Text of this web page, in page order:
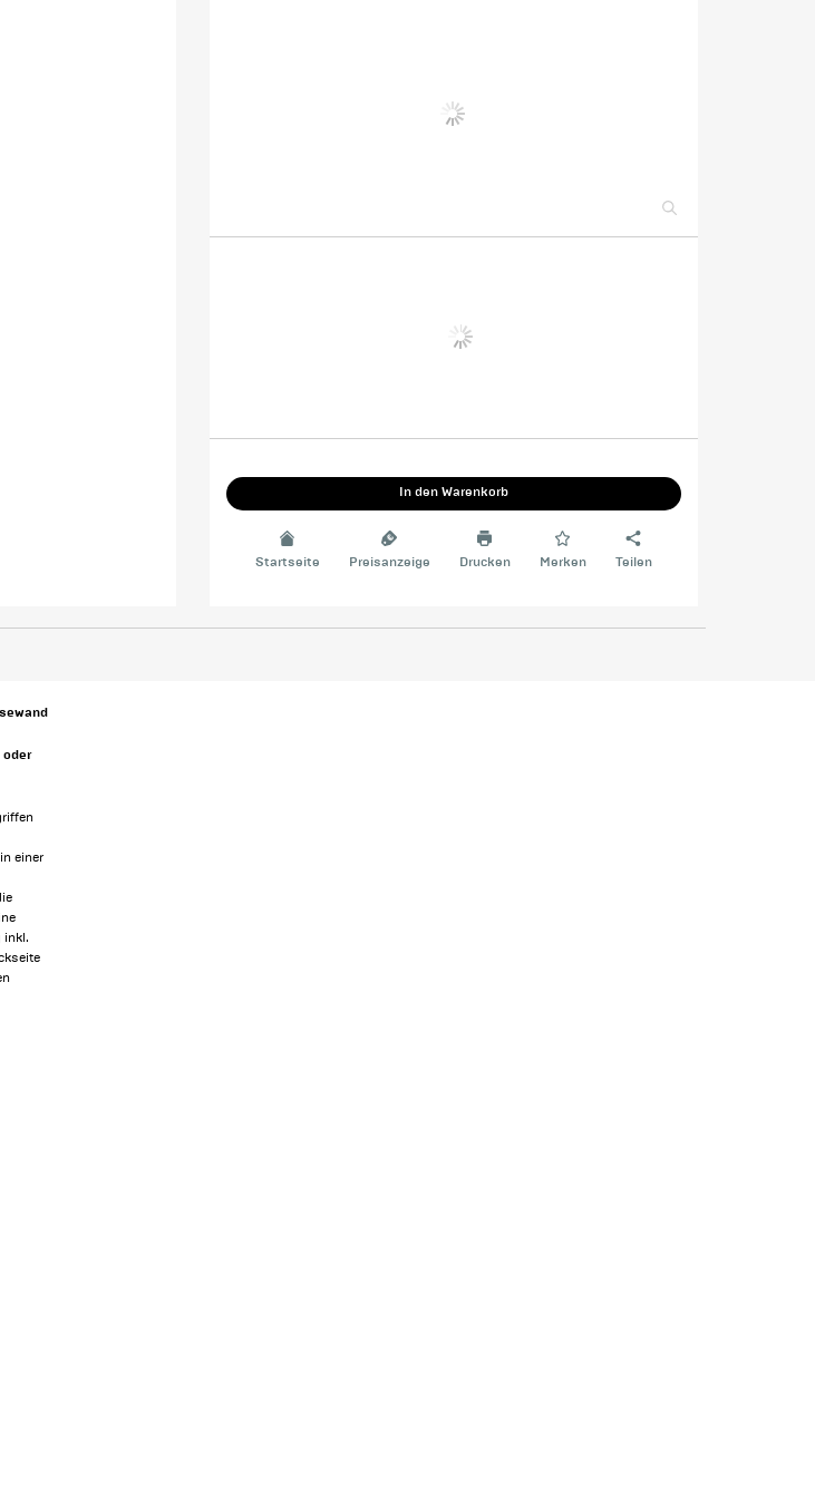
In den Warenkorb
Startseite Preisanzeige Drucken Merken Teilen
oder
einer
inkl.